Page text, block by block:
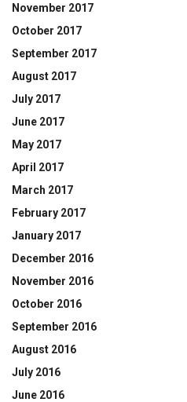
November 2017
October 2017
September 2017
August 2017
July 2017
June 2017
May 2017
April 2017
March 2017
February 2017
January 2017
December 2016
November 2016
October 2016
September 2016
August 2016
July 2016
June 2016